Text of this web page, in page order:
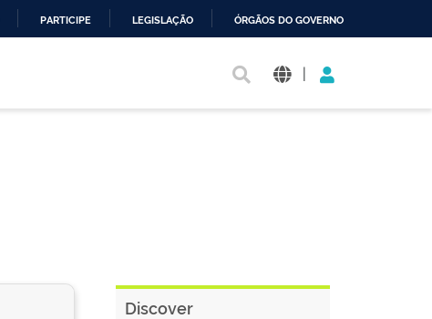
PARTICIPE LEGISLAÇÃO ÓRGÃOS DO GOVERNO
|
Discover